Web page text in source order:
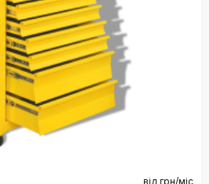
від грн/міс